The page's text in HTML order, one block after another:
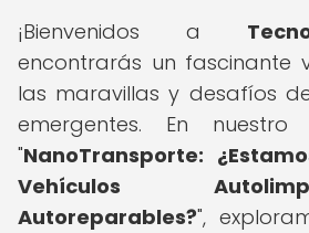
¡Bienvenidos a
encontrarás un fascinante
las maravillas y desafíos
emergentes. En
"NanoTransporte:
Vehículos
Autoreparables?",